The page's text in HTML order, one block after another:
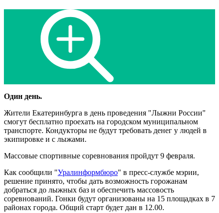
Один день.
Жители Екатеринбурга в день проведения "Лыжни России"
смогут бесплатно проехать на городском муниципальном
транспорте. Кондукторы не будут требовать денег у людей в
экипировке и с лыжами.
Массовые спортивные соревнования пройдут 9 февраля.
Как сообщили "Уралинформбюро" в пресс-службе мэрии,
решение принято, чтобы дать возможность горожанам
добраться до лыжных баз и обеспечить массовость
соревнований. Гонки будут организованы на 15 площадках в 7
районах города. Общий старт будет дан в 12.00.